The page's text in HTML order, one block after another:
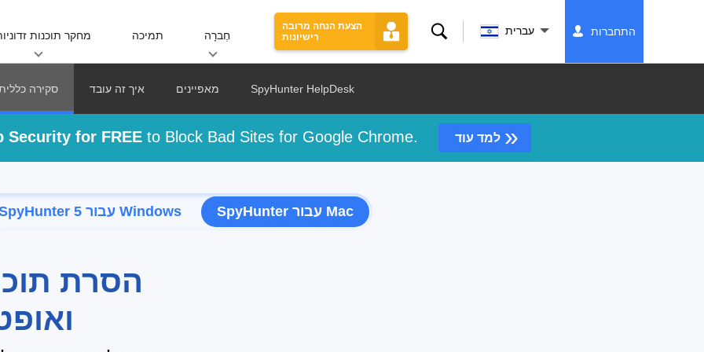
מחקר תוכנות תמיכה חֶברָה
הצעת הנחה מרובה
רישיונות
לחפש עברית התחברות
סקירה איך זה עובד מאפיינים SpyHunter HelpDesk
Security for FREE to Block Bad Sites for Google Chrome. »
SpyHunter 5 עבור Windows SpyHunter עבור Mac
הסרת